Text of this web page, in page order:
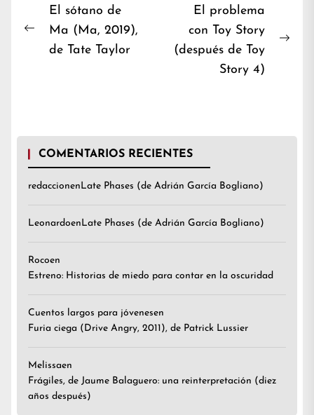
Navegación
de
entradas
Previous
El sótano de
Ma (Ma, 2019),
de Tate Taylor
El problema
con Toy Story
(después de Toy
Story 4)
COMENTARIOS RECIENTES
redaccionen Late Phases (de Adrián García Bogliano)
Leonardoen Late Phases (de Adrián García Bogliano)
Rocoen
Estreno: Historias de miedo para contar en la oscuridad
Cuentos largos para jóvenesen
Furia ciega (Drive Angry, 2011), de Patrick Lussier
Melissaen
Frágiles, de Jaume Balaguero: una reinterpretación (diez
años después)